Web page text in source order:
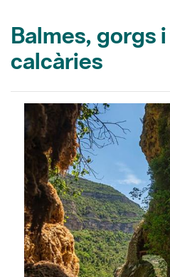
Balmes, gorgs
calcàries